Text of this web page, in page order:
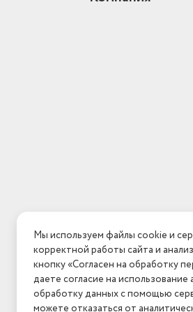
Мы используем файлы cookie и
корректной работы сайта и
кнопку «Согласен на обработку
даете согласие на
обработку данных с помощью
можете отказаться от